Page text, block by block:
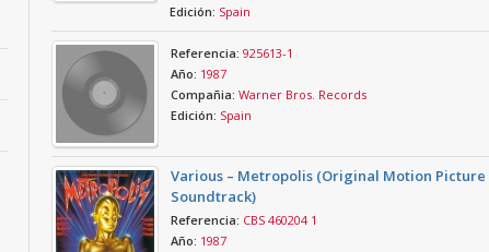
Edición: Spain
Referencia: 925613-1
Año: 1987
Compañia: Warner Bros. Records
Edición: Spain
Various – Metropolis (Original Motion Picture
Soundtrack)
Referencia: CBS 460204 1
Año: 1987